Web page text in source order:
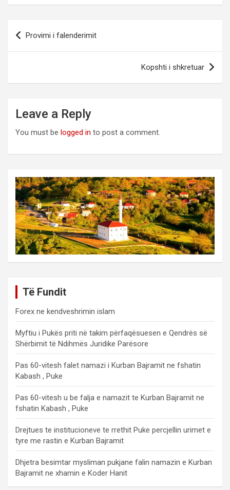
Post
navigation
Provimi i falenderimit
Kopshti i shkretuar
Leave a Reply
You must be logged in to post a comment.
Të Fundit
Forex ne kendveshrimin islam
Myftiu i Pukës priti në takim përfaqësuesen e Qendrës së
Shërbimit të Ndihmës Juridike Parësore
Pas 60-vitesh falet namazi i Kurban Bajramit ne fshatin
Kabash , Puke
Pas 60-vitesh u be falja e namazit te Kurban Bajramit ne
fshatin Kabash , Puke
Drejtues te institucioneve te rrethit Puke percjellin urimet e
tyre me rastin e Kurban Bajramit
Dhjetra besimtar mysliman pukjane falin namazin e Kurban
Bajramit ne xhamin e Koder Hanit